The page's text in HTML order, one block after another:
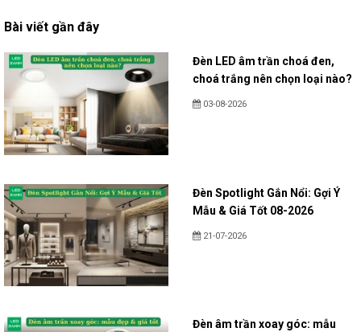
Bài viết gần đây
Đèn LED âm trần choá đen,
choá trắng nên chọn loại nào?
03-08-2026
Đèn Spotlight Gắn Nổi: Gợi Ý
Mẫu & Giá Tốt 08-2026
21-07-2026
Đèn âm trần xoay góc: mẫu